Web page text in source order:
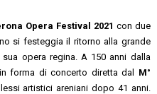
Opera Festival 2021 con due
si festeggia il ritorno alla grande
opera regina. A 150 anni dalla
forma di concerto diretta dal M°
artistici areniani dopo 41 anni.